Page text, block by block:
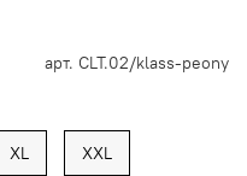
арт. CLT.02/klass-peony
XL XXL